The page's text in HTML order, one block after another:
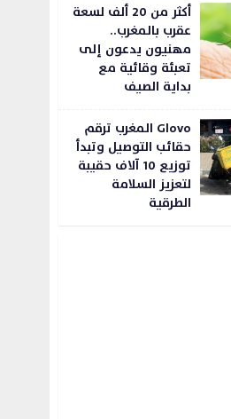
أكثر من 20 ألف لسعة
عقرب بالمغرب..
مهنيون يدعون إلى
تعبئة وقائية مع
بداية الصيف
Glovo المغرب ترقم
حقائب التوصيل وتبدأ
توزيع 10 آلاف حقيبة
لتعزيز السلامة
الطرقية